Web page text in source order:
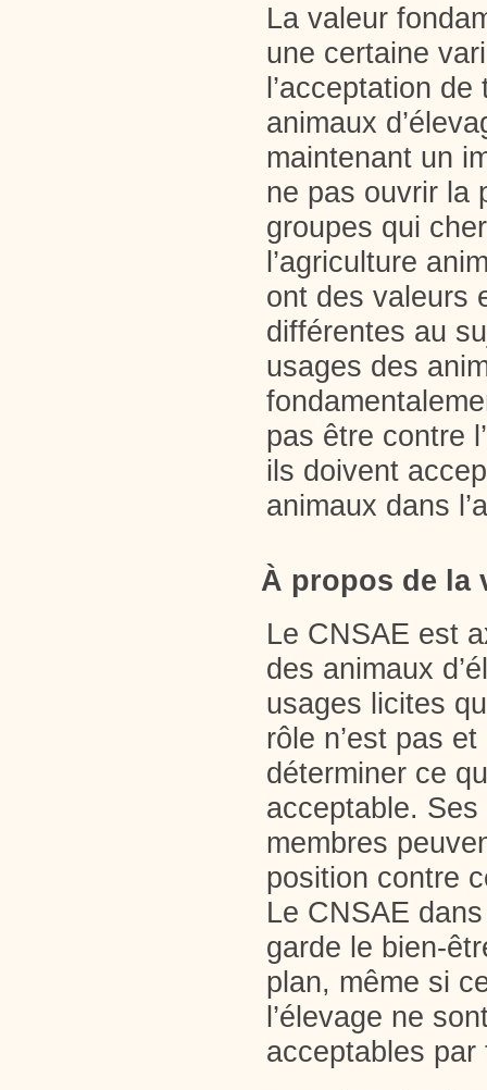
La valeur
une certaine
l’acceptation
animaux
maintenant un
ne pas ouvrir la
groupes qui
l’agriculture
ont des valeurs
différentes au
usages des
pas être contre
ils doivent
animaux dans
À propos de la
Le CNSAE est
des animaux
usages licites
rôle n’est pas
déterminer ce
acceptable.
membres
position contre
Le CNSAE
garde le bien-
plan, même si
l’élevage ne
acceptables